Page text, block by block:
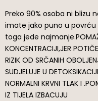
Preko 90% osoba ni blizu
imate jako puno u
toga jede
KONCENTRACIJI,JER
RIZIK OD SRČANIH
SUDJELUJE U
NORMALNI KRVNI TLAK I
IZ TIJELA IZBACUJU